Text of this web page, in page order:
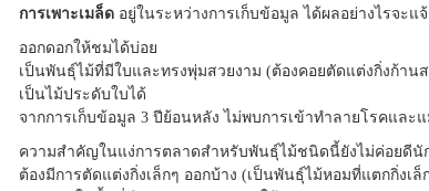
การเพาะเมล็ด อยู่ในระหว่างการเก็บข้อมูล ได้ผลอย่างไรจะแ
ออกดอกให้ชมได้บ่อย
เป็นพันธุ์ไม้ที่มีใบและทรงพุ่มสวยงาม (ต้องคอยตัดแต่งกิ่งก้าน
เป็นไม้ประดับใบได้
จากการเก็บข้อมูล 3 ปีย้อนหลัง ไม่พบการเข้าทำลายโรคและ
ความสำคัญในแง่การตลาดสำหรับพันธุ์ไม้ชนิดนี้ยังไม่ค่อยดีนั
ต้องมีการตัดแต่งกิ่งเล็กๆ ออกบ้าง (เป็นพันธุ์ไม้หอมที่แตกกิ่งเ